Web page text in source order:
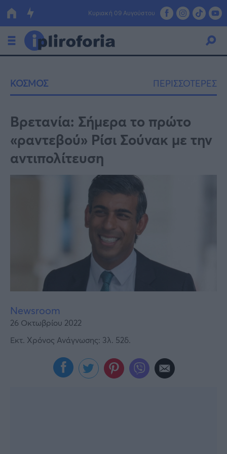
Κυριακή 09 Αυγούστου
Οικονομία
Πολιτική
Τράπεζες
Επιδοτήσεις
Κόσμος
Καιρός
ΚΟΣΜΟΣ ΠΕΡΙΣΣΟΤΕΡΕΣ
Βρετανία: Σήμερα το πρώτο
«ραντεβού» Ρίσι Σούνακ με την
αντιπολίτευση
Newsroom
26 Οκτωβρίου 2022
Εκτ. Χρόνος Ανάγνωσης: 3λ. 52δ.